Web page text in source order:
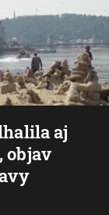
aj
objav